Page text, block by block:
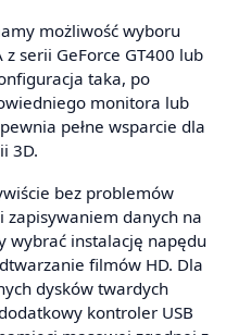
możliwość wyboru
serii GeForce GT400 lub
taka, po
monitora lub
pełne wsparcie dla
3D.
bez problemów
zapisywaniem danych na
wybrać instalację napędu
filmów HD. Dla
dysków twardych
kontroler USB